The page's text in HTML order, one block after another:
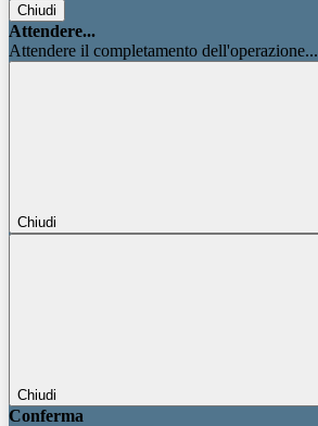
Chiudi
Attendere...
Attendere il completamento dell'operazione...
Chiudi
Chiudi
Conferma